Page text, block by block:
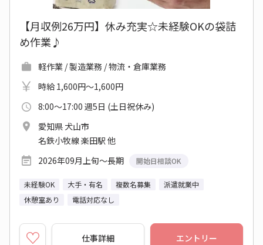
【月収例26万円】休み充実☆未経験OKの袋詰
め作業♪
軽作業 / 製造業務 / 物流・倉庫業務
時給 1,600円～1,600円
8:00～17:00 週5日 (土日祝休み)
愛知県 犬山市
名鉄小牧線 楽田駅 他
2026年09月上旬～長期
開始日相談OK
未経験OK 大手・有名 複数名募集
派遣就業中
休憩室あり
電話対応なし
仕事詳細 エントリー